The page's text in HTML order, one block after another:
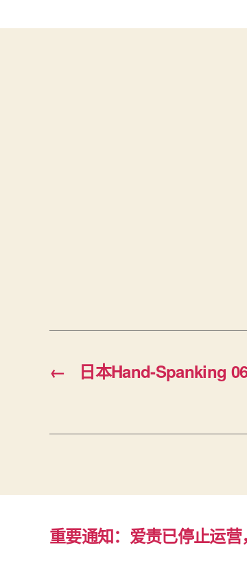
← 日本Hand-Spanking
重要通知：爱责已停止运营